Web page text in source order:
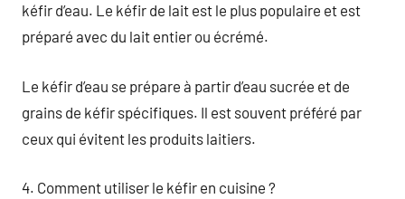
kéfir d’eau. Le kéfir de lait est le plus populaire et est
préparé avec du lait entier ou écrémé.
Le kéfir d’eau se prépare à partir d’eau sucrée et de
grains de kéfir spécifiques. Il est souvent préféré par
ceux qui évitent les produits laitiers.
4. Comment utiliser le kéfir en cuisine ?